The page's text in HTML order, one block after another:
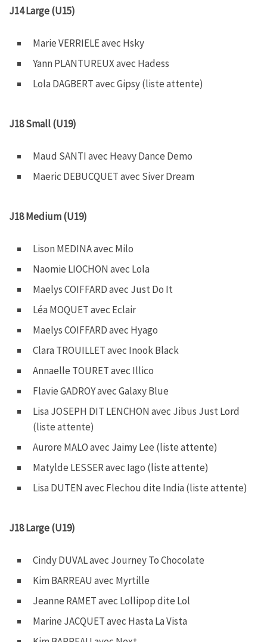
J14 Large (U15)
Marie VERRIELE avec Hsky
Yann PLANTUREUX avec Hadess
Lola DAGBERT avec Gipsy (liste attente)
J18 Small (U19)
Maud SANTI avec Heavy Dance Demo
Maeric DEBUCQUET avec Siver Dream
J18 Medium (U19)
Lison MEDINA avec Milo
Naomie LIOCHON avec Lola
Maelys COIFFARD avec Just Do It
Léa MOQUET avec Eclair
Maelys COIFFARD avec Hyago
Clara TROUILLET avec Inook Black
Annaelle TOURET avec Illico
Flavie GADROY avec Galaxy Blue
Lisa JOSEPH DIT LENCHON avec Jibus Just Lord
(liste attente)
Aurore MALO avec Jaimy Lee (liste attente)
Matylde LESSER avec Iago (liste attente)
Lisa DUTEN avec Flechou dite India (liste attente)
J18 Large (U19)
Cindy DUVAL avec Journey To Chocolate
Kim BARREAU avec Myrtille
Jeanne RAMET avec Lollipop dite Lol
Marine JACQUET avec Hasta La Vista